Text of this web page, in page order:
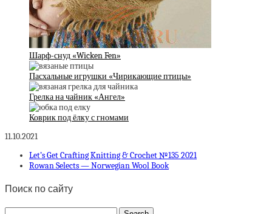
Шарф-снуд «Wicken Fen»
Пасхальные игрушки «Чирикающие птицы»
Грелка на чайник «Ангел»
Коврик под ёлку с гномами
11.10.2021
Let’s Get Crafting Knitting & Crochet №135 2021
Rowan Selects — Norwegian Wool Book
Поиск по сайту